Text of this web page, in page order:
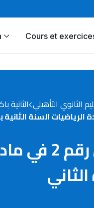
Cours et
الثانوي التأهيلي الثانية
فرض